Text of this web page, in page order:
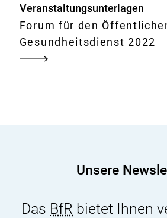
Veranstaltungsunterlagen
Forum für den
Gesundheitsdienst 2022
Unsere
Das BfR bietet Ihnen